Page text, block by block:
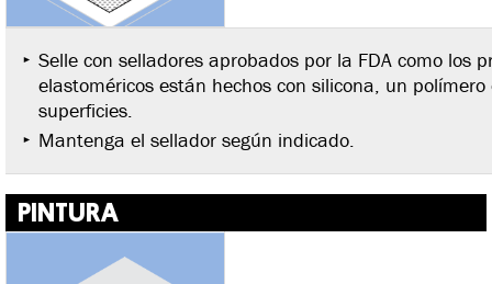
Selle con selladores aprobados por la FDA como los
elastoméricos están hechos con silicona, un
superficies.
Mantenga el sellador según indicado.
PINTURA